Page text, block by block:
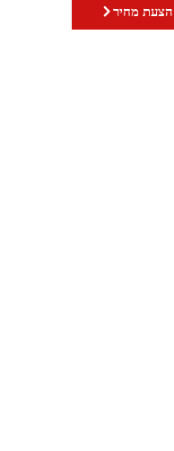
מחיר